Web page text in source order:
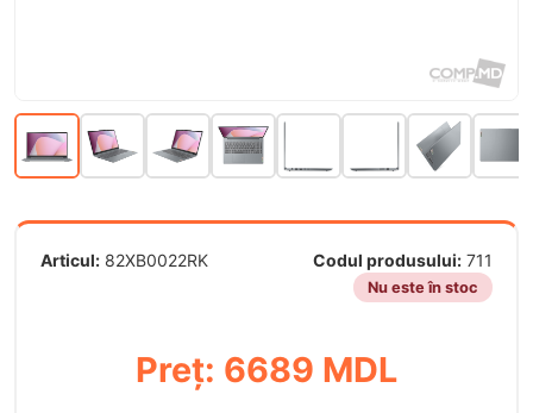
Articul: 82XB0022RK Codul produsului: 711
Nu este în stoc
Preț: 6689 MDL